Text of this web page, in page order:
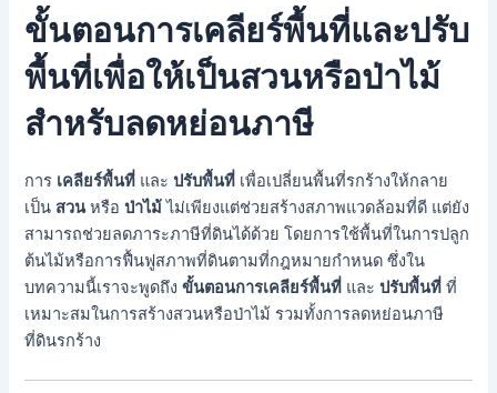
ขั้นตอนการเคลียร์พื้นที่และปรับ
พื้นที่เพื่อให้เป็นสวนหรือป่าไม้
สำหรับลดหย่อนภาษี
การ เคลียร์พื้นที่ และปรับพื้นที่ เพื่อเปลี่ยนพื้นที่รกร้างให้กลาย
เป็น สวนหรือป่าไม้ไม่เพียงแต่ช่วยสร้างสภาพแวดล้อมที่ดี แต่ยัง
สามารถช่วยลดภาระภาษีที่ดินได้ด้วย โดยการใช้พื้นที่ในการปลูก
ต้นไม้หรือการฟื้นฟูสภาพที่ดินตามที่กฎหมายกำหนด ซึ่งใน
บทความนี้เราจะพูดถึงขั้นตอนการเคลียร์พื้นที่ และปรับพื้นที่ ที่
เหมาะสมในการสร้างสวนหรือป่าไม้ รวมทั้งการลดหย่อนภาษี
ที่ดินรกร้าง